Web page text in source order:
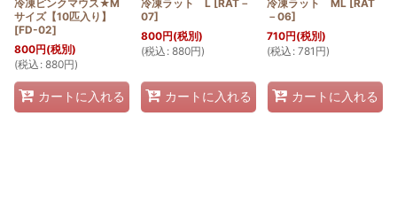
冷凍ピンクマウス★M
サイズ【10匹入り】
[FD-02]
800円(税別)
(税込 : 880円)
カートに入れる
冷凍ラット L
RAT－
07]
800円(税別)
(税込 : 880円)
カートに入れる
冷凍ラット ML
RAT
－06]
710円(税別)
(税込 : 781 円)
カートに入れる